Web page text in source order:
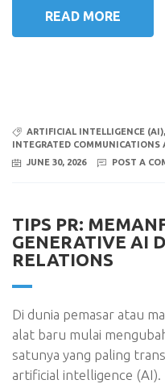
READ MORE
ARTIFICIAL INTELLIGENCE (AI),
INTEGRATED COMMUNICATIONS
JUNE 30, 2026
POST A
TIPS PR:
GENERATIVE AI
RELATIONS
Di dunia pemasar atau
alat baru mulai
satunya yang paling
artificial intelligence